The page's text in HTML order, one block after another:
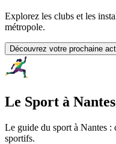
Explorez les clubs et les
métropole.
Découvrez votre prochaine
Le Sport à Nantes
Le guide du sport à Nantes :
sportifs.